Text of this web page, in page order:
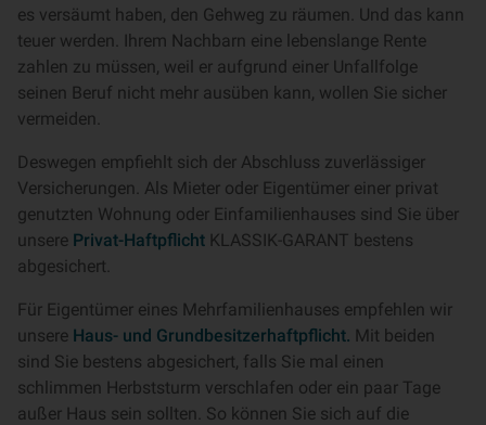
es versäumt haben, den Gehweg zu räumen. Und das kann
teuer werden. Ihrem Nachbarn eine lebenslange Rente
zahlen zu müssen, weil er aufgrund einer Unfallfolge
seinen Beruf nicht mehr ausüben kann, wollen Sie sicher
vermeiden.
Deswegen empfiehlt sich der Abschluss zuverlässiger
Versicherungen. Als Mieter oder Eigentümer einer privat
genutzten Wohnung oder Einfamilienhauses sind Sie über
unsere Privat-Haftpflicht KLASSIK-GARANT bestens
abgesichert.
Für Eigentümer eines Mehrfamilienhauses empfehlen wir
unsere Haus- und Grundbesitzerhaftpflicht. Mit beiden
sind Sie bestens abgesichert, falls Sie mal einen
schlimmen Herbststurm verschlafen oder ein paar Tage
außer Haus sein sollten. So können Sie sich auf die